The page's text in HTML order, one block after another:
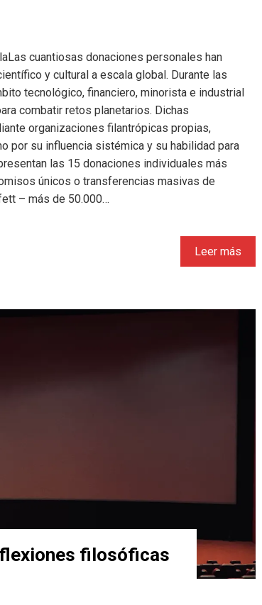
cuantiosas donaciones personales han
y cultural a escala global. Durante las
tecnológico, financiero, minorista e industrial
combatir retos planetarios. Dichas
organizaciones filantrópicas propias,
por su influencia sistémica y su habilidad para
las 15 donaciones individuales más
únicos o transferencias masivas de
– más de 50.000…
Leer más
filosóficas